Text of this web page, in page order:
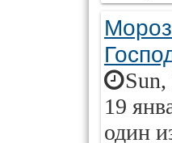
Sun,
19
один